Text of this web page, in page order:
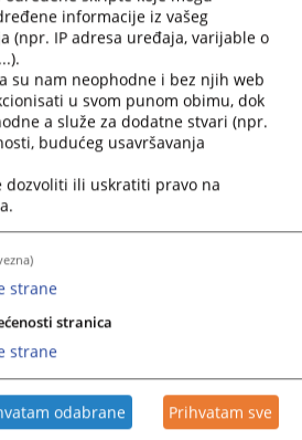
calendar
and
select
a
date.
Press
question
mark
key
to
get
keyboard
shortcuts
for
changing
dates.
informacije iz vašeg
(npr. IP adresa uređaja, varijable o
su nam neophodne i bez njih web
u svom punom obimu, dok
a služe za dodatne stvari (npr.
budućeg usavršavanja
dozvoliti ili uskratiti pravo na
strane
stranica
strane
odabrane Prihvatam sve